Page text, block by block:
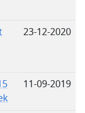
23-12-2020
11-09-2019